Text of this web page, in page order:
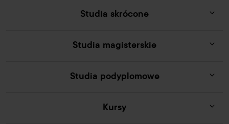
Studia skrócone
Studia magisterskie
Studia podyplomowe
Kursy